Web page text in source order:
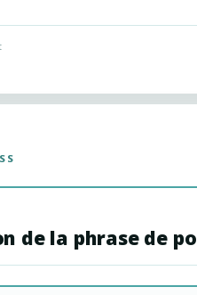
de la phrase de